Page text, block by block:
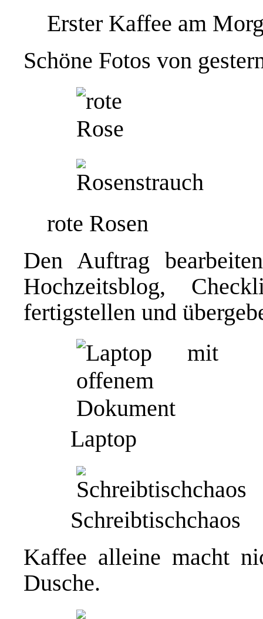
Erster Kaffee am
Schöne Fotos von
rote Rosen
Den Auftrag
Hochzeitsblog,
fertigstellen und
Laptop
Schreibtischchaos
Kaffee alleine macht
Dusche.